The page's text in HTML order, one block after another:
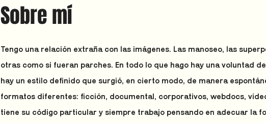
Sobre mí
Tengo una relación extraña con las imágenes. Las manoseo, las
otras como si fueran parches. En todo lo que hago hay una voluntad
hay un estilo definido que surgió, en cierto modo, de manera
formatos diferentes: ficción, documental, corporativos, webdocs,
tiene su código particular y siempre trabajo pensando en adecuar la